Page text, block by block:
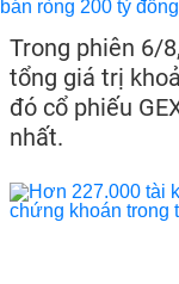
Trong phiên 6/
tổng giá trị
đó cổ phiếu
nhất.